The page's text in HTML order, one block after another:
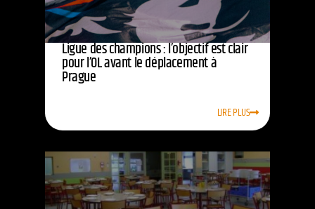
Ligue des champions : l’objectif est clair
pour l’OL avant le déplacement à
Prague
LIRE PLUS